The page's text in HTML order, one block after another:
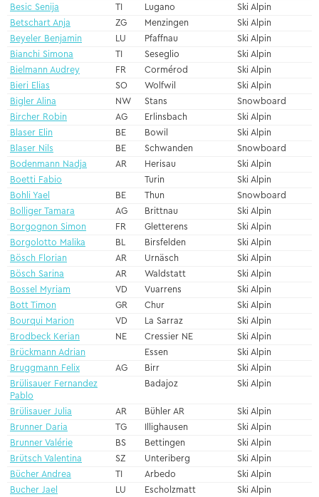
Besic Senija
TI Lugano
Ski Alpin
Betschart Anja
ZG Menzingen
Ski Alpin
Beyeler Benjamin
LU Pfaffnau
Ski Alpin
Bianchi Simona
TI Seseglio
Ski Alpin
Bielmann Audrey
FR Cormérod
Ski Alpin
Bieri Elias
SO Wolfwil
Ski Alpin
Bigler Alina
NW Stans
Snowboard
Bircher Robin
AG Erlinsbach
Ski Alpin
Blaser Elin
BE Bowil
Ski Alpin
Blaser Nils
BE Schwanden
Snowboard
Bodenmann Nadja
AR Herisau
Ski Alpin
Boetti Fabio
Turin
Ski Alpin
Bohli Yael
BE Thun
Snowboard
Bolliger Tamara
AG Brittnau
Ski Alpin
Borgognon Simon
FR Gletterens
Ski Alpin
Borgolotto Malika
BL Birsfelden
Ski Alpin
Bösch Florian
AR Urnäsch
Ski Alpin
Bösch Sarina
AR Waldstatt
Ski Alpin
Bossel Myriam
VD Vuarrens
Ski Alpin
Bott Timon
GR Chur
Ski Alpin
Bourqui Marion
VD La Sarraz
Ski Alpin
Brodbeck Kerian
NE Cressier NE
Ski Alpin
Brückmann Adrian
Essen
Ski Alpin
Bruggmann Felix
AG Birr
Ski Alpin
Brülisauer Fernandez
Pablo
Badajoz Ski Alpin
Brülisauer Julia AR Bühler AR
Ski Alpin
Brunner Daria
TG Illighausen
Ski Alpin
Brunner Valérie
BS Bettingen
Ski Alpin
Brütsch Valentina
SZ Unteriberg
Ski Alpin
Bücher Andrea
TI Arbedo
Ski Alpin
Bucher Jael
LU Escholzmatt
Ski Alpin